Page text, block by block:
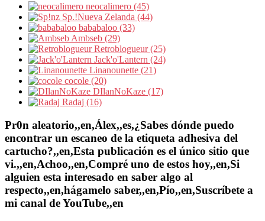
neocalimero (45)
Sp.!Nueva Zelanda (44)
bababaloo (33)
Ambseb (29)
Retroblogueur (25)
Jack'o'Lantern (24)
Linanounette (21)
cocole (20)
DIlanNoKaze (17)
Radaj (16)
Pr0n aleatorio,,en,Álex,,es,¿Sabes dónde puedo
encontrar un escaneo de la etiqueta adhesiva del
cartucho?,,en,Esta publicación es el único sitio que
vi.,,en,Achoo,,en,Compré uno de estos hoy,,en,Si
alguien esta interesado en saber algo al
respecto,,en,hágamelo saber,,en,Pío,,en,Suscríbete a
mi canal de YouTube,,en